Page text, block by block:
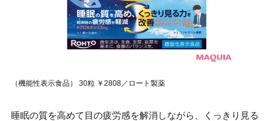
（機能性表示食品） 30粒 ￥2808／ロート製薬
睡眠の質を高めて目の疲労感を解消しながら、くっきり見る